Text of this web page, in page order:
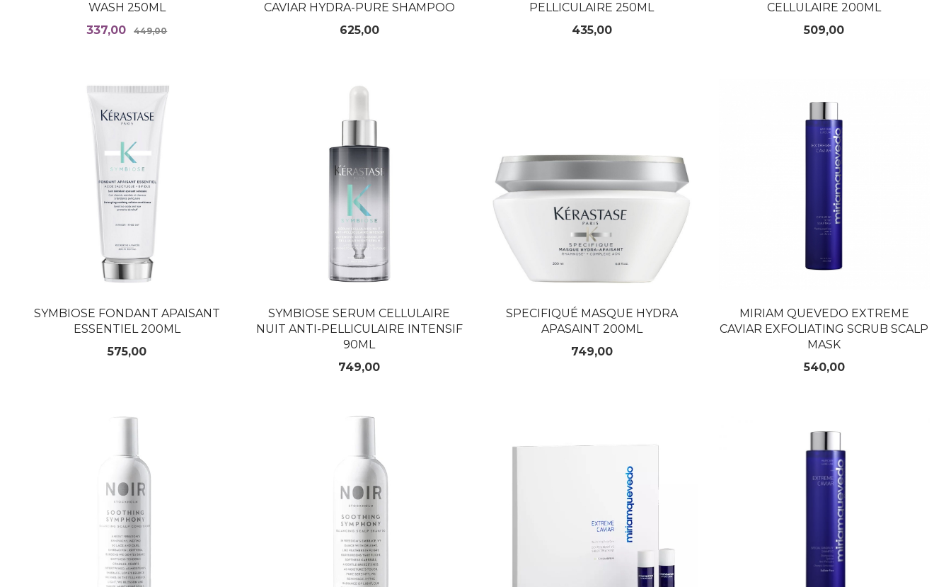
WASH 250ML
Tilbud
337,00 449,00Rabatt
CAVIAR HYDRA-PURE SHAMPOO
Pris
625,00
PELLICULAIRE 250ML
Pris
435,00
CELLULAIRE 200ML
Pris
509,00
SYMBIOSE FONDANT APAISANT
ESSENTIEL 200ML
Pris
575,00
SYMBIOSE SERUM CELLULAIRE
NUIT ANTI-PELLICULAIRE INTENSIF
90ML
Pris
749,00
SPECIFIQUÉ MASQUE HYDRA
APASAINT 200ML
Pris
749,00
MIRIAM QUEVEDO EXTREME
CAVIAR EXFOLIATING SCRUB SCALP
MASK
Pris
540,00